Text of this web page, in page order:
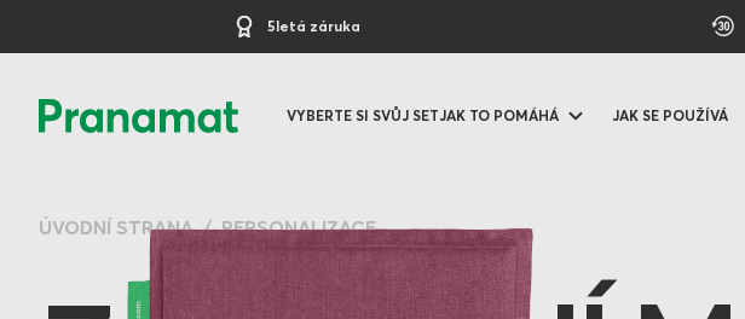
5letá záruka
VYBERTE SI SVŮJ SETJAK TO POMÁHÁ JAK SE POUŽÍVÁ
ÚVODNÍ STRANA PERSONALIZACE